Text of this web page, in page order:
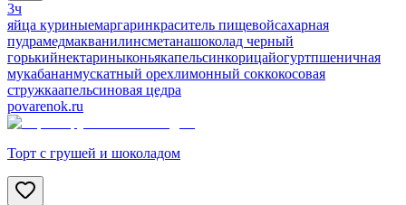
3ч
яйца куриныемаргаринкраситель пищевойсахарная
пудрамедмакванилинсметанашоколад черный
горькийнектариныконьякапельсинкорицайогуртпшеничная
мукабананмускатный орехлимонный соккокосовая
стружкаапельсиновая цедра
povarenok.ru
Торт с грушей и шоколадом